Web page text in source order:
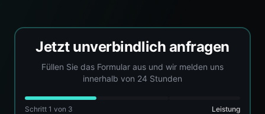
Jetzt unverbindlich anfragen
Füllen Sie das Formular aus und wir melden uns
innerhalb von 24 Stunden
Schritt 1 von 3 Leistung